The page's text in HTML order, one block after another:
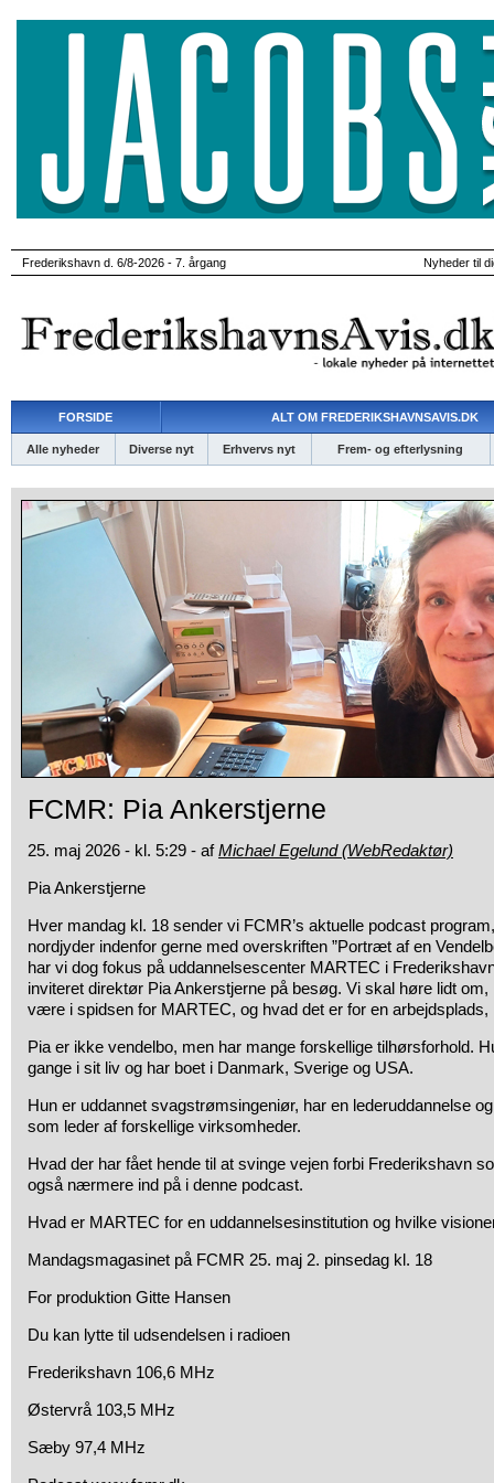
Frederikshavn d. 6/8-2026 - 7. årgang Nyheder til
FORSIDE ALT OM FREDERIKSHAVNSAVIS.DK
Alle nyheder Diverse nyt Erhvervs nyt Frem- og efterlysning
FCMR: Pia Ankerstjerne
25. maj 2026 - kl. 5:29 - afMichael Egelund (WebRedaktør)
Pia Ankerstjerne
Hver mandag kl. 18 sender vi FCMR’s aktuelle podcast
nordjyder indenfor gerne med overskriften ”Portræt af en
har vi dog fokus på uddannelsescenter MARTEC i
inviteret direktør Pia Ankerstjerne på besøg. Vi skal høre lidt
være i spidsen for MARTEC, og hvad det er for en
Pia er ikke vendelbo, men har mange forskellige tilhørsforhold.
gange i sit liv og har boet i Danmark, Sverige og USA.
Hun er uddannet svagstrømsingeniør, har en lederuddannelse
som leder af forskellige virksomheder.
Hvad der har fået hende til at svinge vejen forbi Frederikshavn
også nærmere ind på i denne podcast.
Hvad er MARTEC for en uddannelsesinstitution og hvilke
Mandagsmagasinet på FCMR 25. maj 2. pinsedag kl. 18
For produktion Gitte Hansen
Du kan lytte til udsendelsen i radioen
Frederikshavn 106,6 MHz
Østervrå 103,5 MHz
Sæby 97,4 MHz